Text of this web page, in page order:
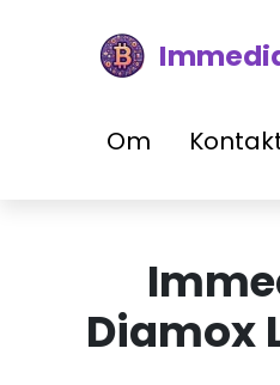
Om
Diamox